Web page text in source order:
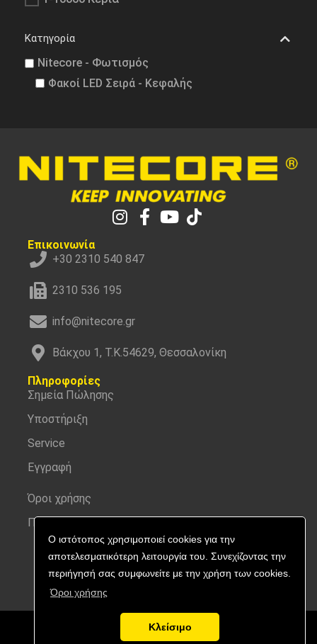
Ο ιστότοπος χρησιμοποιεί cookies για την
αποτελεσματικότερη λειτουργία του. Συνεχίζοντας την
περιήγησή σας συμφωνείτε με την χρήση των cookies.
Όροι χρήσης
Κλείσιμο
Κατηγορία
Nitecore - Φωτισμός
Φακοί LED Σειρά - Κεφαλής
Επικοινωνία
+30 2310 540 847
2310 536 195
info@nitecore.gr
Βάκχου 1, Τ.Κ.54629, Θεσσαλονίκη
Πληροφορίες
Σημεία Πώλησης
Υποστήριξη
Service
Εγγραφή
Όροι χρήσης
Προσωπικά δεδομένα
Copyright © 2026 Nitecore | All rights reserved.